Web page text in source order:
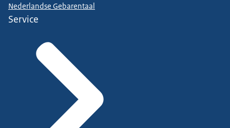
Nederlandse Gebarentaal
Service